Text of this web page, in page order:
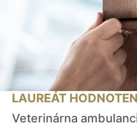
LAUREÁT
Veterinárna